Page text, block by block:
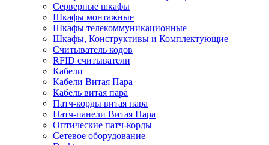
Серверные шкафы
Шкафы монтажные
Шкафы телекоммуникационные
Шкафы, Конструктивы и Комплектующие
Считыватель кодов
RFID считыватели
Кабели
Кабели Витая Пара
Кабель витая пара
Патч-корды витая пара
Патч-панели Витая Пара
Оптические патч-корды
Сетевое оборудование